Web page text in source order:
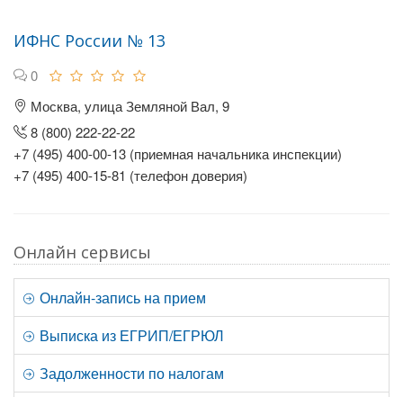
ИФНС России № 13
0
Москва, улица Земляной Вал, 9
8 (800) 222-22-22
+7 (495) 400-00-13 (приемная начальника инспекции)
+7 (495) 400-15-81 (телефон доверия)
Онлайн сервисы
Онлайн-запись на прием
Выписка из ЕГРИП/ЕГРЮЛ
Задолженности по налогам